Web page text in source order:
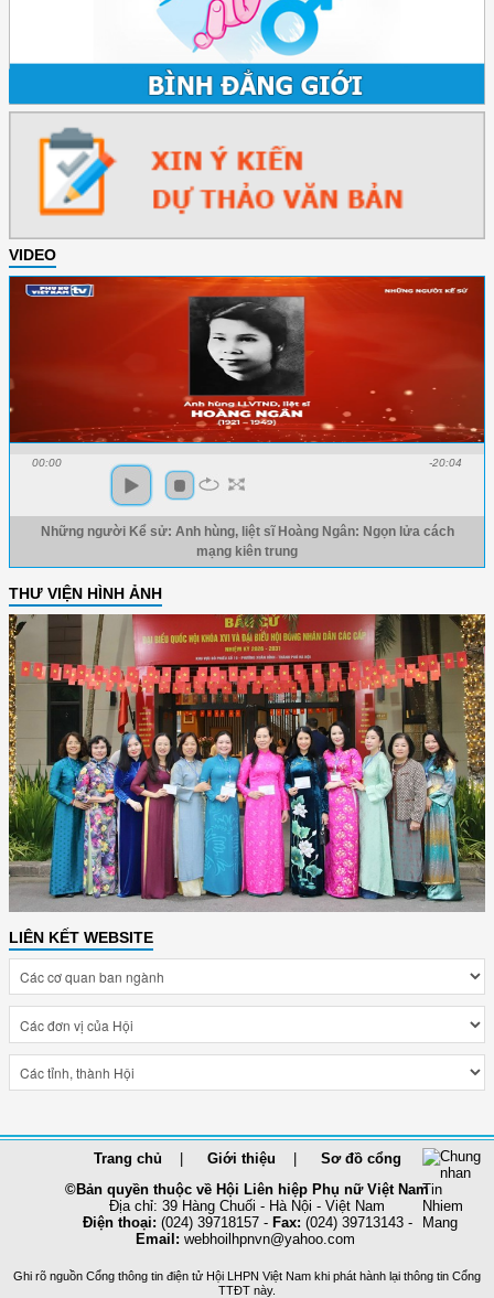
VIDEO
00:00 -20:04
Những người Kể sử: Anh hùng, liệt sĩ Hoàng Ngân: Ngọn lửa cách
mạng kiên trung
THƯ VIỆN HÌNH ẢNH
LIÊN KẾT WEBSITE
Trang chủ Giới thiệu
Sơ đồ cổng
©Bản quyền thuộc về Hội Liên hiệp Phụ nữ Việt Nam
Địa chỉ: 39 Hàng Chuối - Hà Nội - Việt Nam
Điện thoại: (024) 39718157 - Fax: (024) 39713143 -
Email: webhoilhpnvn@yahoo.com
Ghi rõ nguồn Cổng thông tin điện tử Hội LHPN Việt Nam khi phát hành lại thông tin Cổng
TTĐT này.